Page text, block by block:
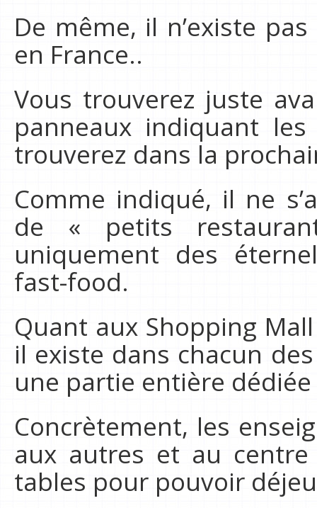
De même, il n’existe
en France..
Vous trouverez juste
panneaux indiquant
trouverez dans la
Comme indiqué, il ne
de « petits
uniquement des
fast-food.
Quant aux Shopping
il existe dans chacun
une partie entière
Concrètement, les
aux autres et au
tables pour pouvoir